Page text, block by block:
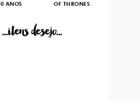
ANOS
OF THRONES
...itens desejo...